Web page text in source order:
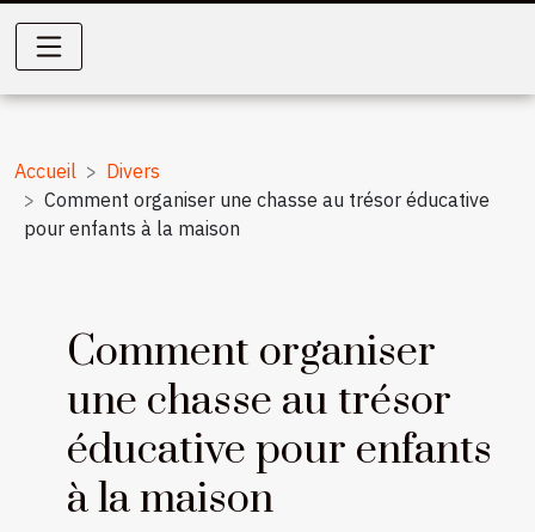
Accueil
Divers
Comment organiser une chasse au trésor éducative
pour enfants à la maison
Comment organiser
une chasse au trésor
éducative pour enfants
à la maison